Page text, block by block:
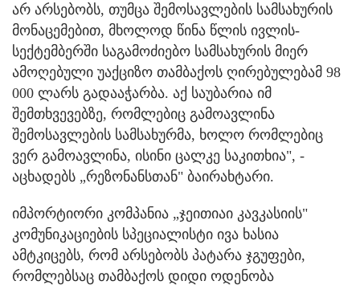
არ არსებობს, თუმცა შემოსავლების სამსახურის
მონაცემებით, მხოლოდ წინა წლის ივლის-
სექტემბერში საგამოძიებო სამსახურის მიერ
ამოღებული უაქციზო თამბაქოს ღირებულებამ 98
000 ლარს გადააჭარბა. აქ საუბარია იმ
შემთხვევებზე, რომლებიც გამოავლინა
შემოსავლების სამსახურმა, ხოლო რომლებიც
ვერ გამოავლინა, ისინი ცალკე საკითხია", -
აცხადებს „რეზონანსთან" ბაირახტარი.
იმპორტიორი კომპანია „ჯეითიაი კავკასიის"
კომუნიკაციების სპეციალისტი ივა ხასია
ამტკიცებს, რომ არსებობს პატარა ჯგუფები,
რომლებსაც თამბაქოს დიდი ოდენობა